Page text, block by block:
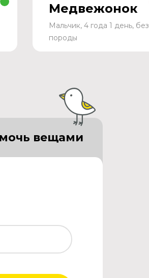
Медвежонок
Мальчик, 4 года 1 день, без
породы
вещами